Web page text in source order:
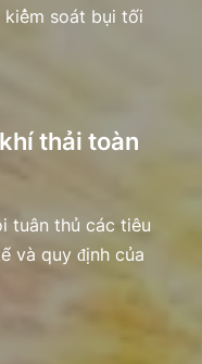
kiểm soát bụi tối
thải toàn
tuân thủ các tiêu
và quy định của